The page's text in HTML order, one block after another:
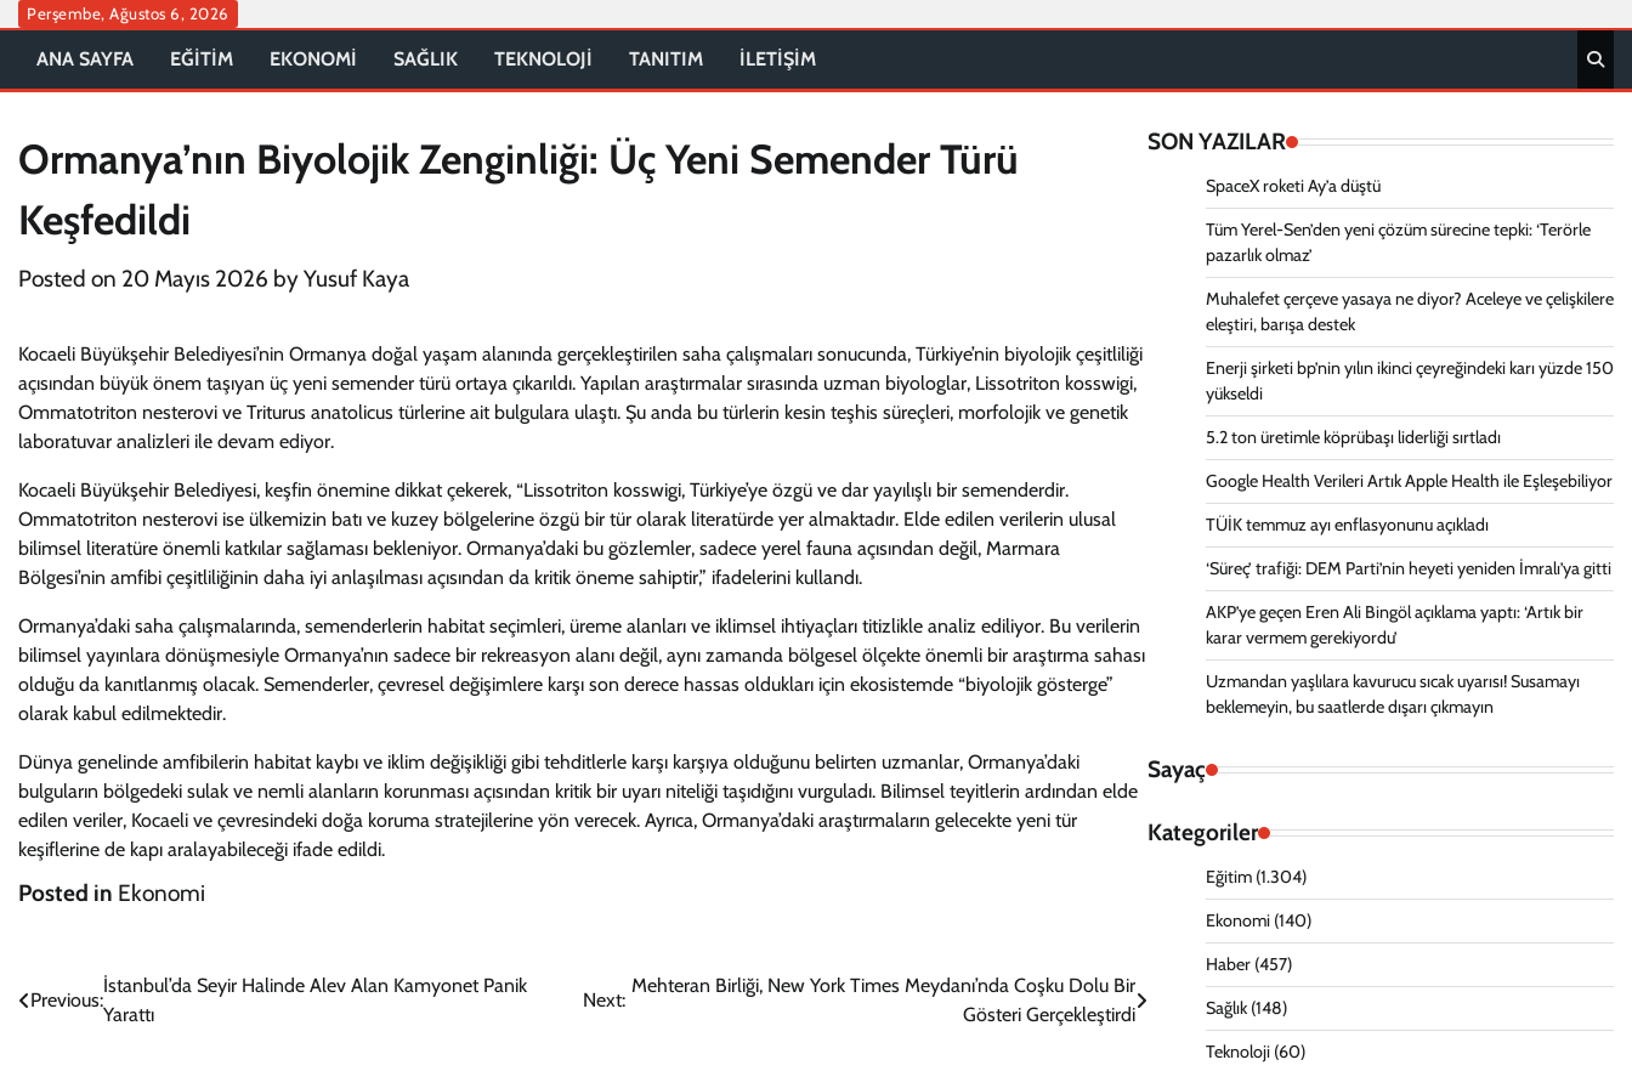
Skip
content
Perşembe, Ağustos 6, 2026
ANA SAYFA EĞİTİM EKONOMİ SAĞLIK TEKNOLOJİ TANITIM İLETİŞİM
Ormanya’nın Biyolojik Zenginliği: Üç Yeni Semender Türü
Keşfedildi
Posted on 20 Mayıs 2026 byYusuf Kaya
Kocaeli Büyükşehir Belediyesi’nin Ormanya doğal yaşam alanında gerçekleştirilen saha çalışmaları sonucunda, Türkiye’nin biyolojik çeşitliliği
açısından büyük önem taşıyan üç yeni semender türü ortaya çıkarıldı. Yapılan araştırmalar sırasında uzman biyologlar, Lissotriton kosswigi,
Ommatotriton nesterovi ve Triturus anatolicus türlerine ait bulgulara ulaştı. Şu anda bu türlerin kesin teşhis süreçleri, morfolojik ve genetik
laboratuvar analizleri ile devam ediyor.
Kocaeli Büyükşehir Belediyesi, keşfin önemine dikkat çekerek, “Lissotriton kosswigi, Türkiye’ye özgü ve dar yayılışlı bir semenderdir.
Ommatotriton nesterovi ise ülkemizin batı ve kuzey bölgelerine özgü bir tür olarak literatürde yer almaktadır. Elde edilen verilerin ulusal
bilimsel literatüre önemli katkılar sağlaması bekleniyor. Ormanya’daki bu gözlemler, sadece yerel fauna açısından değil, Marmara
Bölgesi’nin amfibi çeşitliliğinin daha iyi anlaşılması açısından da kritik öneme sahiptir,” ifadelerini kullandı.
Ormanya’daki saha çalışmalarında, semenderlerin habitat seçimleri, üreme alanları ve iklimsel ihtiyaçları titizlikle analiz ediliyor. Bu verilerin
bilimsel yayınlara dönüşmesiyle Ormanya’nın sadece bir rekreasyon alanı değil, aynı zamanda bölgesel ölçekte önemli bir araştırma sahası
olduğu da kanıtlanmış olacak. Semenderler, çevresel değişimlere karşı son derece hassas oldukları için ekosistemde “biyolojik gösterge”
olarak kabul edilmektedir.
Dünya genelinde amfibilerin habitat kaybı ve iklim değişikliği gibi tehditlerle karşı karşıya olduğunu belirten uzmanlar, Ormanya’daki
bulguların bölgedeki sulak ve nemli alanların korunması açısından kritik bir uyarı niteliği taşıdığını vurguladı. Bilimsel teyitlerin ardından elde
edilen veriler, Kocaeli ve çevresindeki doğa koruma stratejilerine yön verecek. Ayrıca, Ormanya’daki araştırmaların gelecekte yeni tür
keşiflerine de kapı aralayabileceği ifade edildi.
Posted in Ekonomi
Yazı
Previous:
İstanbul’da Seyir Halinde Alev Alan Kamyonet Panik
Yarattı
Next:
Mehteran Birliği, New York Times Meydanı’nda Coşku Dolu Bir
Gösteri Gerçekleştirdi
SON YAZILAR
SpaceX roketi Ay’a düştü
Tüm Yerel-Sen’den yeni çözüm sürecine tepki: ‘Terörle
pazarlık olmaz’
Muhalefet çerçeve yasaya ne diyor? Aceleye ve çelişkilere
eleştiri, barışa destek
Enerji şirketi bp’nin yılın ikinci çeyreğindeki karı yüzde 150
yükseldi
5.2 ton üretimle köprübaşı liderliği sırtladı
Google Health Verileri Artık Apple Health ile Eşleşebiliyor
TÜİK temmuz ayı enflasyonunu açıkladı
‘Süreç’ trafiği: DEM Parti’nin heyeti yeniden İmralı’ya gitti
AKP’ye geçen Eren Ali Bingöl açıklama yaptı: ‘Artık bir
karar vermem gerekiyordu’
Uzmandan yaşlılara kavurucu sıcak uyarısı! Susamayı
beklemeyin, bu saatlerde dışarı çıkmayın
Sayaç
Kategoriler
Eğitim(1.304)
Ekonomi(140)
Haber(457)
Sağlık(148)
Teknoloji(60)